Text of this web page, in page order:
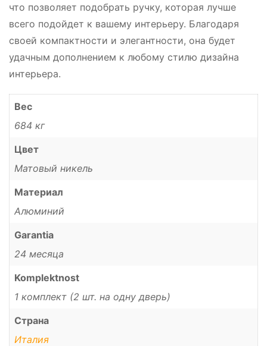
что позволяет подобрать ручку, которая лучше
всего подойдет к вашему интерьеру. Благодаря
своей компактности и элегантности, она будет
удачным дополнением к любому стилю дизайна
интерьера.
Вес
684 кг
Цвет
Матовый никель
Материал
Алюминий
Garantia
24 месяца
Komplektnost
1 комплект (2 шт. на одну дверь)
Страна
Италия